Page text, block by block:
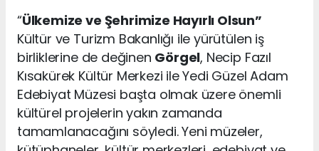
“Ülkemize ve Şehrimize Hayırlı Olsun”
Kültür ve Turizm Bakanlığı ile yürütülen iş
birliklerine de değinen Görgel, Necip Fazıl
Kısakürek Kültür Merkezi ile Yedi Güzel Adam
Edebiyat Müzesi başta olmak üzere önemli
kültürel projelerin yakın zamanda
tamamlanacağını söyledi. Yeni müzeler,